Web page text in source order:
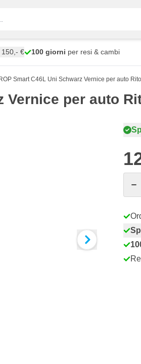
150,- € 100 giorni per resi & cambi
Smart C46L Uni Schwarz Vernice per auto
Vernice per auto